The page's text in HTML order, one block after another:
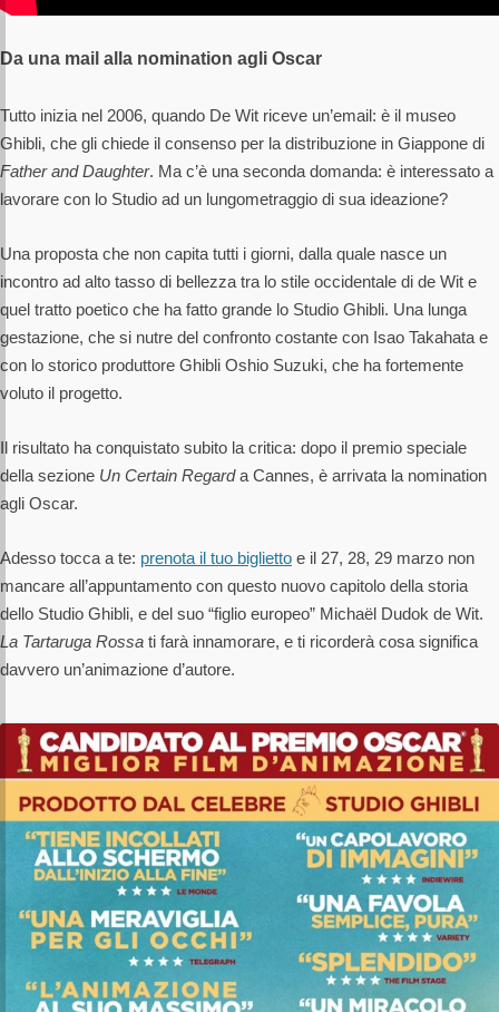
Da una mail alla nomination agli Oscar
Tutto inizia nel 2006, quando De Wit riceve un’email: è il museo
Ghibli, che gli chiede il consenso per la distribuzione in Giappone di
Father and Daughter. Ma c’è una seconda domanda: è interessato a
lavorare con lo Studio ad un lungometraggio di sua ideazione?
Una proposta che non capita tutti i giorni, dalla quale nasce un
incontro ad alto tasso di bellezza tra lo stile occidentale di de Wit e
quel tratto poetico che ha fatto grande lo Studio Ghibli. Una lunga
gestazione, che si nutre del confronto costante con Isao Takahata e
con lo storico produttore Ghibli Oshio Suzuki, che ha fortemente
voluto il progetto.
Il risultato ha conquistato subito la critica: dopo il premio speciale
della sezione Un Certain Regarda Cannes, è arrivata la nomination
agli Oscar.
Adesso tocca a te: prenota il tuo biglietto e il 27, 28, 29 marzo non
mancare all’appuntamento con questo nuovo capitolo della storia
dello Studio Ghibli, e del suo “figlio europeo” Michaël Dudok de Wit.
La Tartaruga Rossa ti farà innamorare, e ti ricorderà cosa significa
davvero un’animazione d’autore.